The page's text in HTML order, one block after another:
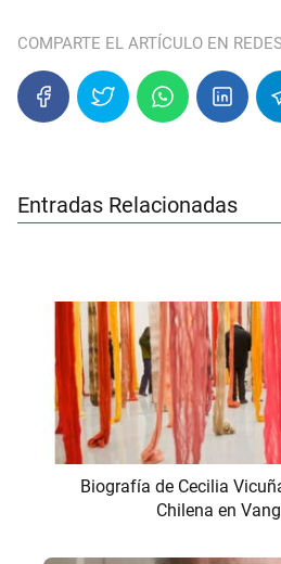
COMPARTE EL ARTÍCULO EN
Entradas Relacionadas
Biografía de Cecilia
Chilena en